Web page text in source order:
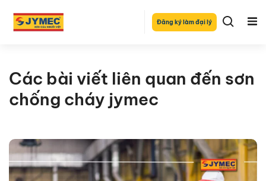
Đăng ký làm đại lý
Các bài viết liên quan đến sơn
chống cháy jymec